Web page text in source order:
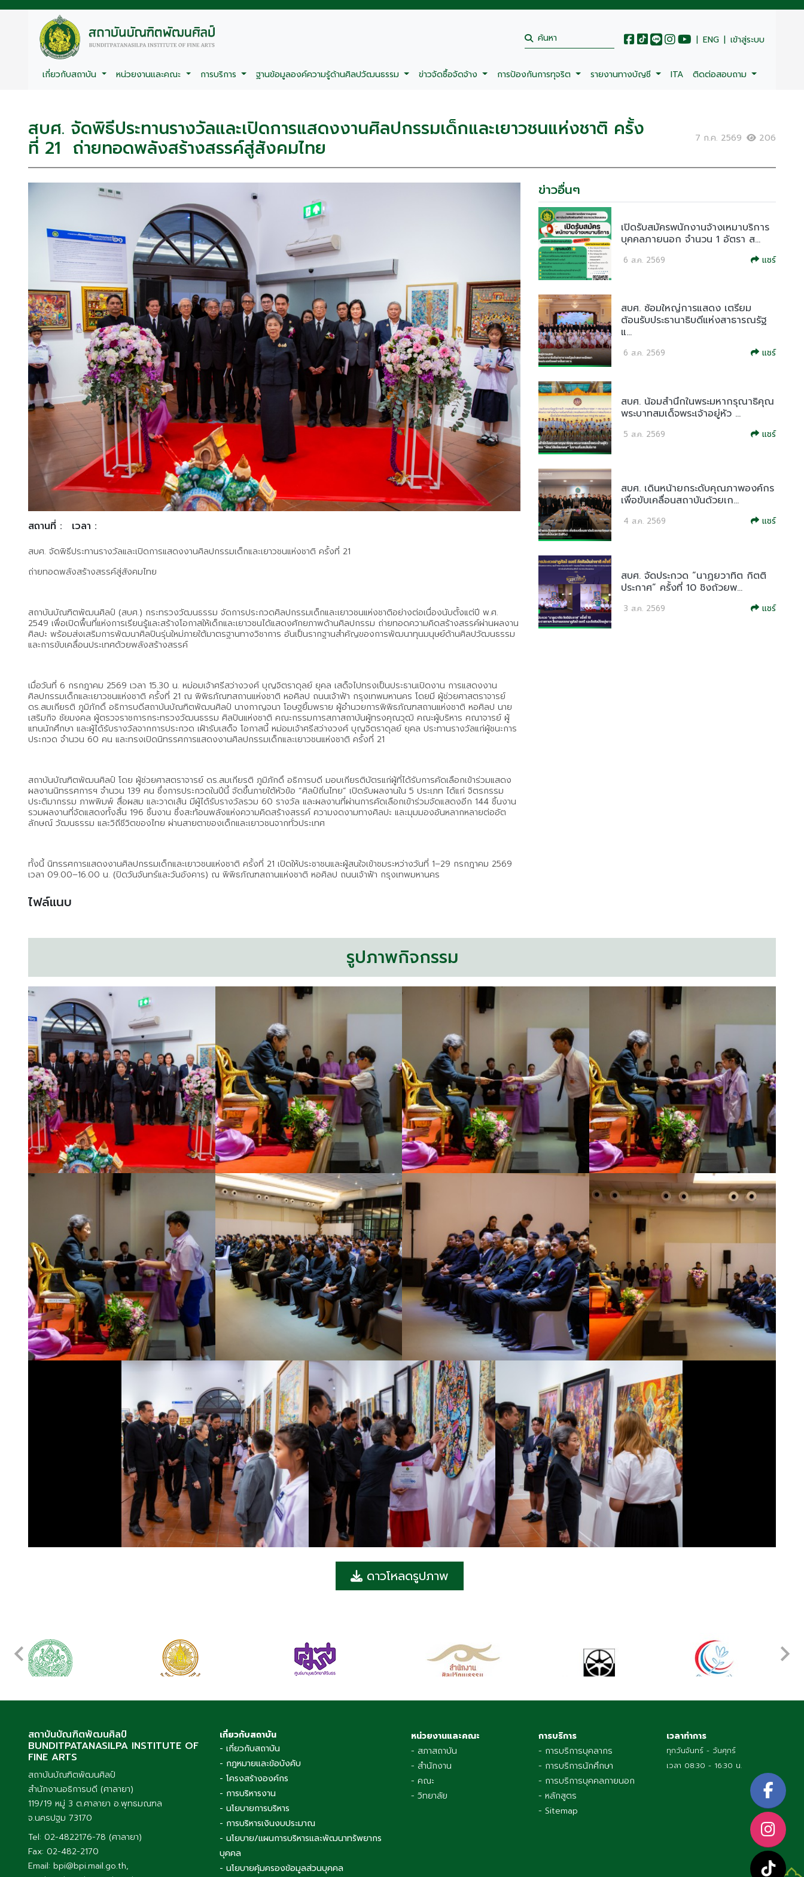
| ENG | เข้าสู่ระบบ
เกี่ยวกับสถาบัน หน่วยงานและคณะ การบริการ ฐานข้อมูลองค์ความรู้ด้านศิลปวัฒนธรรม ข่าวจัดซื้อจัดจ้าง การป้องกันการทุจริต รายงานทางบัญชี ITA ติดต่อสอบถาม
สบศ. จัดพิธีประทานรางวัลและเปิดการแสดงงานศิลปกรรมเด็กและเยาวชนแห่งชาติ ครั้ง
ที่ 21 ถ่ายทอดพลังสร้างสรรค์สู่สังคมไทย 7 ก.ค. 2569 206
สถานที่ : เวลา :
สบศ. จัดพิธีประทานรางวัลและเปิดการแสดงงานศิลปกรรมเด็กและเยาวชนแห่งชาติ ครั้งที่ 21
ถ่ายทอดพลังสร้างสรรค์สู่สังคมไทย
สถาบันบัณฑิตพัฒนศิลป์ (สบศ.) กระทรวงวัฒนธรรม จัดการประกวดศิลปกรรมเด็กและเยาวชนแห่งชาติอย่างต่อเนื่องนับตั้งแต่ปี พ.ศ.
2549 เพื่อเปิดพื้นที่แห่งการเรียนรู้และสร้างโอกาสให้เด็กและเยาวชนได้แสดงศักยภาพด้านศิลปกรรม ถ่ายทอดความคิดสร้างสรรค์ผ่านผลงาน
ศิลปะ พร้อมส่งเสริมการพัฒนาศิลปินรุ่นใหม่ภายใต้มาตรฐานทางวิชาการ อันเป็นรากฐานสำคัญของการพัฒนาทุนมนุษย์ด้านศิลปวัฒนธรรม
และการขับเคลื่อนประเทศด้วยพลังสร้างสรรค์
เมื่อวันที่ 6 กรกฎาคม 2569 เวลา 15.30 น. หม่อมเจ้าศรีสว่างวงศ์ บุญจิตราดุลย์ ยุคล เสด็จไปทรงเป็นประธานเปิดงาน การแสดงงาน
ศิลปกรรมเด็กและเยาวชนแห่งชาติ ครั้งที่ 21 ณ พิพิธภัณฑสถานแห่งชาติ หอศิลป ถนนเจ้าฟ้า กรุงเทพมหานคร โดยมี ผู้ช่วยศาสตราจารย์
ดร.สมเกียรติ ภูมิภักดิ์ อธิการบดีสถาบันบัณฑิตพัฒนศิลป์ นางกาญจนา โอษฐยิ้มพราย ผู้อำนวยการพิพิธภัณฑสถานแห่งชาติ หอศิลป นาย
เสริมกิจ ชัยมงคล ผู้ตรวจราชการกระทรวงวัฒนธรรม ศิลปินแห่งชาติ คณะกรรมการสภาสถาบันผู้ทรงคุณวุฒิ คณะผู้บริหาร คณาจารย์ ผู้
แทนนักศึกษา และผู้ได้รับรางวัลจากการประกวด เฝ้ารับเสด็จ โอกาสนี้ หม่อมเจ้าศรีสว่างวงศ์ บุญจิตราดุลย์ ยุคล ประทานรางวัลแก่ผู้ชนะการ
ประกวด จำนวน 60 คน และทรงเปิดนิทรรศการแสดงงานศิลปกรรมเด็กและเยาวชนแห่งชาติ ครั้งที่ 21
สถาบันบัณฑิตพัฒนศิลป์ โดย ผู้ช่วยศาสตราจารย์ ดร.สมเกียรติ ภูมิภักดิ์ อธิการบดี มอบเกียรติบัตรแก่ผู้ที่ได้รับการคัดเลือกเข้าร่วมแสดง
ผลงานนิทรรศการฯ จำนวน 139 คน ซึ่งการประกวดในปีนี้ จัดขึ้นภายใต้หัวข้อ “ศิลป์ถิ่นไทย” เปิดรับผลงานใน 5 ประเภท ได้แก่ จิตรกรรม
ประติมากรรม ภาพพิมพ์ สื่อผสม และวาดเส้น มีผู้ได้รับรางวัลรวม 60 รางวัล และผลงานที่ผ่านการคัดเลือกเข้าร่วมจัดแสดงอีก 144 ชิ้นงาน
รวมผลงานที่จัดแสดงทั้งสิ้น 196 ชิ้นงาน ซึ่งสะท้อนพลังแห่งความคิดสร้างสรรค์ ความงดงามทางศิลปะ และมุมมองอันหลากหลายต่ออัต
ลักษณ์ วัฒนธรรม และวิถีชีวิตของไทย ผ่านสายตาของเด็กและเยาวชนจากทั่วประเทศ
ทั้งนี้ นิทรรศการแสดงงานศิลปกรรมเด็กและเยาวชนแห่งชาติ ครั้งที่ 21 เปิดให้ประชาชนและผู้สนใจเข้าชมระหว่างวันที่ 1–29 กรกฎาคม 2569
เวลา 09.00–16.00 น. (ปิดวันจันทร์และวันอังคาร) ณ พิพิธภัณฑสถานแห่งชาติ หอศิลป ถนนเจ้าฟ้า กรุงเทพมหานคร
ไฟล์แนบ
ข่าวอื่นๆ
เปิดรับสมัครพนักงานจ้างเหมาบริการ
บุคคลภายนอก จำนวน 1 อัตรา ส...
6 ส.ค. 2569 แชร์
สบศ. ซ้อมใหญ่การแสดง เตรียม
ต้อนรับประธานาธิบดีแห่งสาธารณรัฐ
แ...
6 ส.ค. 2569 แชร์
สบศ. น้อมสำนึกในพระมหากรุณาธิคุณ
พระบาทสมเด็จพระเจ้าอยู่หัว ...
5 ส.ค. 2569 แชร์
สบศ. เดินหน้ายกระดับคุณภาพองค์กร
เพื่อขับเคลื่อนสถาบันด้วยเก...
4 ส.ค. 2569 แชร์
สบศ. จัดประกวด “นาฏยวาทิต กิตติ
ประกาศ” ครั้งที่ 10 ชิงถ้วยพ...
3 ส.ค. 2569 แชร์
รูปภาพกิจกรรม
ดาวโหลดรูปภาพ
สถาบันบัณฑิตพัฒนศิลป์
BUNDITPATANASILPA INSTITUTE OF
FINE ARTS
สถาบันบัณฑิตพัฒนศิลป์
สำนักงานอธิการบดี (ศาลายา)
119/19 หมู่ 3 ต.ศาลายา อ.พุทธมณฑล
จ.นครปฐม 73170
Tel: 02-4822176-78 (ศาลายา)
Fax: 02-482-2170
Email: bpi@bpi.mail.go.th,
เกี่ยวกับสถาบัน
- เกี่ยวกับสถาบัน
- กฎหมายและข้อบังคับ
- โครงสร้างองค์กร
- การบริหารงาน
- นโยบายการบริหาร
- การบริหารเงินงบประมาณ
- นโยบาย/แผนการบริหารและพัฒนาทรัพยากร
บุคคล
หน่วยงานและคณะ
- สภาสถาบัน
- สำนักงาน
- คณะ
- วิทยาลัย
การบริการ
- การบริการบุคลากร
- การบริการนักศึกษา
- การบริการบุคคลภายนอก
- หลักสูตร
- Sitemap
เวลาทำการ
ทุกวันจันทร์ - วันศุกร์